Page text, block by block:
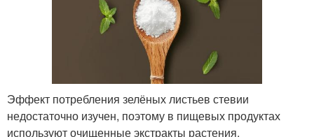
Эффект потребления зелёных листьев стевии
недостаточно изучен, поэтому в пищевых продуктах
используют очищенные экстракты растения.